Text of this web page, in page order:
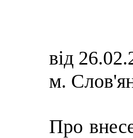
від
м.
Про